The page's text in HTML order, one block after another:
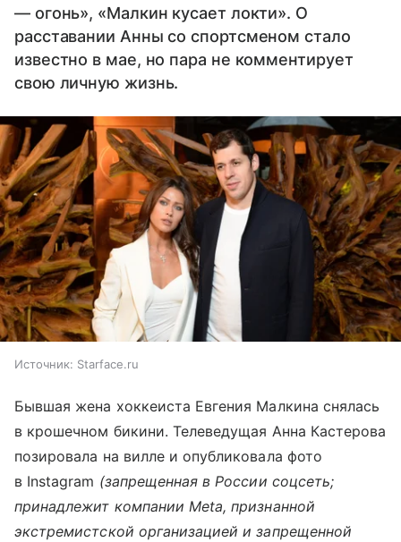
— огонь», «Малкин кусает локти». О
расставании Анны со спортсменом стало
известно в мае, но пара не комментирует
свою личную жизнь.
Источник: Starface.ru
Бывшая жена хоккеиста Евгения Малкина снялась
в крошечном бикини. Телеведущая Анна Кастерова
позировала на вилле и опубликовала фото
в Instagram (запрещенная в России соцсеть;
принадлежит компании Meta, признанной
экстремистской организацией и запрещенной